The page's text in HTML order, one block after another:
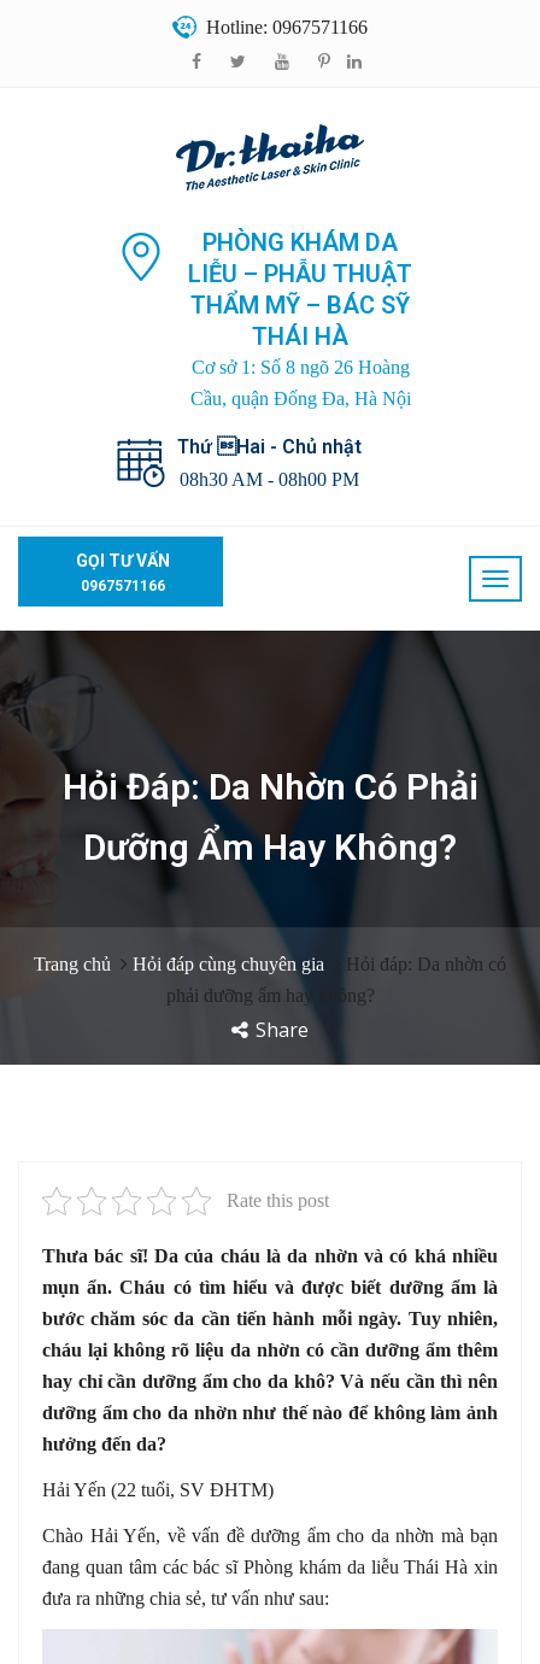
Hotline: 0967571166
PHÒNG KHÁM DA
LIỄU – PHẪU THUẬT
THẨM MỸ – BÁC SỸ
THÁI HÀ
Cơ sở 1: Số 8 ngõ 26 Hoàng
Cầu, quận Đống Đa, Hà Nội
Thứ Hai - Chủ nhật
08h30 AM - 08h00 PM
GỌI TƯ VẤN
0967571166
Hỏi Đáp: Da Nhờn Có Phải
Dưỡng Ẩm Hay Không?
Trang chủ Hỏi đáp cùng chuyên gia
Hỏi đáp: Da nhờn có
phải dưỡng ẩm hay không?
Share
Rate this post
Thưa bác sĩ! Da của cháu là da nhờn và có khá nhiều
mụn ẩn. Cháu có tìm hiểu và được biết dưỡng ẩm là
bước chăm sóc da cần tiến hành mỗi ngày. Tuy nhiên,
cháu lại không rõ liệu da nhờn có cần dưỡng ẩm thêm
hay chỉ cần dưỡng ẩm cho da khô? Và nếu cần thì nên
dưỡng ẩm cho da nhờn như thế nào để không làm ảnh
hưởng đến da?
Hải Yến (22 tuổi, SV ĐHTM)
Chào Hải Yến, về vấn đề dưỡng ẩm cho da nhờn mà bạn
đang quan tâm các bác sĩ Phòng khám da liễu Thái Hà xin
đưa ra những chia sẻ, tư vấn như sau: